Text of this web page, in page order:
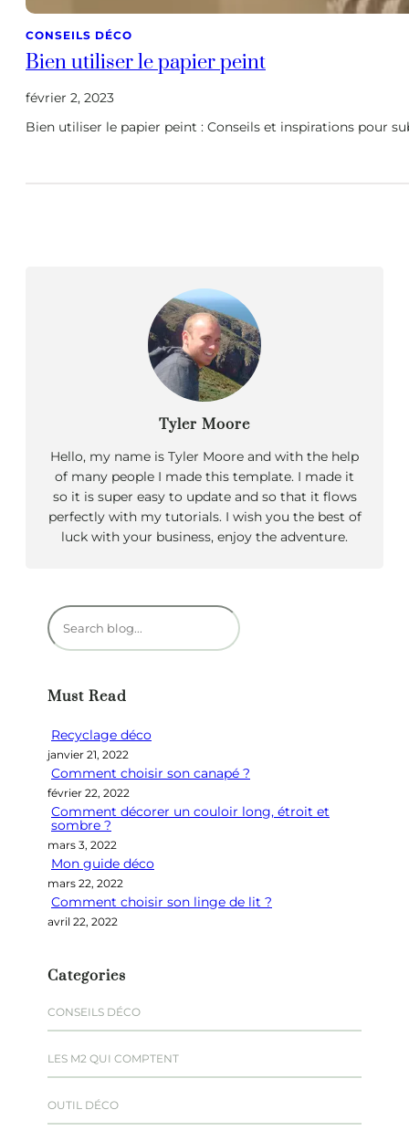
CONSEILS DÉCO
Bien utiliser le papier peint
février 2, 2023
Bien utiliser le papier peint : Conseils et inspirations pour
Tyler Moore
Hello, my name is Tyler Moore and with the help
of many people I made this template. I made it
so it is super easy to update and so that it flows
perfectly with my tutorials. I wish you the best of
luck with your business, enjoy the adventure.
R
e
e
c
h
e
Must Read
Recyclage déco
janvier 21, 2022
Comment choisir son canapé ?
février 22, 2022
Comment décorer un couloir long, étroit et
sombre ?
mars 3, 2022
Mon guide déco
mars 22, 2022
Comment choisir son linge de lit ?
avril 22, 2022
Categories
CONSEILS DÉCO
LES M2 QUI COMPTENT
OUTIL DÉCO